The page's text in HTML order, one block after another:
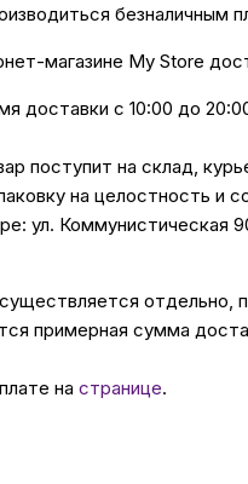
безналичным
магазине My Store
доставки с 10:00 до
поступит на склад,
на целостность и
ул. Коммунистическая
отдельно,
примерная сумма
на странице.